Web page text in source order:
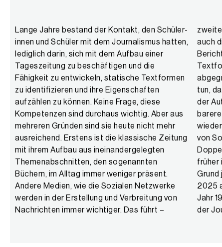
Lange Jahre bestand der Kontakt, den Schüler­
innen und Schüler mit dem Journalismus hatten,
lediglich darin, sich mit dem Aufbau einer
Tages­zeitung zu beschäftigen und die
Fähigkeit zu entwickeln, statische Textformen
zu identi­fizieren und ihre Eigenschaften
aufzählen zu können. Keine Frage, diese
Kompetenzen sind durchaus wichtig. Aber aus
mehreren Gründen sind sie heute nicht mehr
ausreichend. Erstens ist die klassische Zeitung
mit ihrem Aufbau aus ineinandergelegten
Themen­abschnitten, den sogenannten
Büchern, im Alltag immer weniger präsent.
Andere Medien, wie die Sozialen Netzwerke
werden in der Erstellung und Verbreitung von
Nachrichten immer wichtiger. Das führt –
zweitens – dazu, dass sich mit den Plattformen
auch die Textformen verändern. Reportagen,
Berichte, Meinungsbeiträge – diese
Textformen sind heute weniger gegeneinander
abgegrenzt als früher. Das hat sicher damit zu
tun, dass die Persönlichkeit des Autors oder
der Autorin mittlerweile eine größere und sicht­
barere Rolle spielt als früher. Und dies
wiederum ist zumindest teilweise dem Einfluss
von Social Media geschuldet – und der
früher in
Grund
2025
Jahr
der